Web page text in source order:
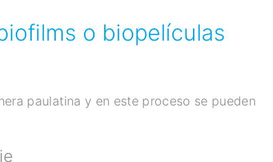
o biopelículas
paulatina y en este proceso se pueden